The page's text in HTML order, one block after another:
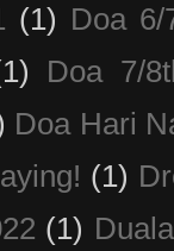
(1) Doa
Doa 7/
Doa Hari
(1)
(1)